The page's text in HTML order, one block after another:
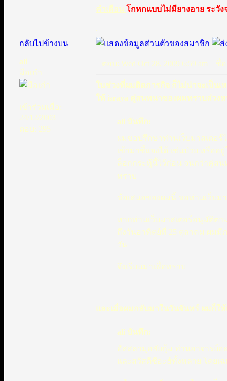
คำเตือน โกหกแบบไม่มียางอาย ระวั
.
กลับไปข้างบน
ali
มือเก๋า
เข้าร่วมเมื่อ:
24/12/2003
ตอบ: 295
ตอบ: Wed Oct 28, 2009 6:59 am ชื่อ
ในช่วงที่ผมติดภารกิจ ก็ไม่น่าจะเป็นเ
ให้ israya คู่สนทนาของผมทราบล่วง
ali บันทึก:
ผมขอปรึกษาท่านเว็บมาสเตอร์
เข้ามาชี้แจงได้ เช่นป่วย หรืออ
ล็อกกระทู้นี้ไว้ก่อน จนกว่าคู่ส
ทราบ
ข้อเสนอของผมนี้ ขอท่านเว็บม
หากท่านเว็บมาสเตอร์อนุมัติต
ถึงวันอาทิตย์ที่ 25 ตุลาคม ผมมี
วัน
จึงเรียนมาเพื่อทราบ
และเมื่อผมกลับมาในวันจันทร์ ผมก็ใ
ali บันทึก:
อัสสลามุอลัยกุ้ม ท่านอาจารย์
และสวัสดีชีอะฮ์ทั้งหลาย โดยเ